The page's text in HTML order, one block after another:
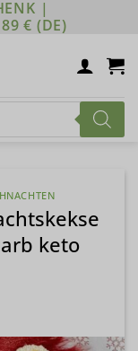
|
€ (DE)
keto